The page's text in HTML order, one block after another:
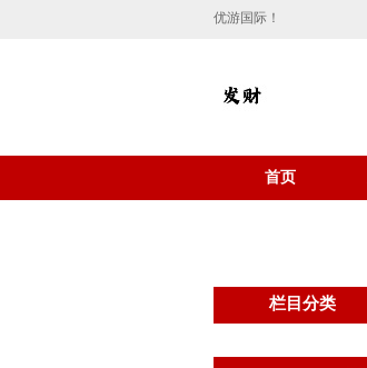
优游国际！
首页
栏目分类